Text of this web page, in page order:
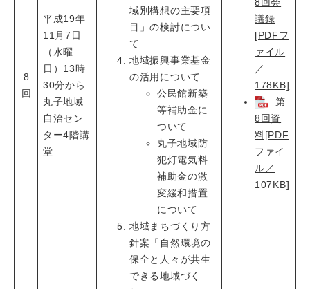
8
回
平成19年
11月7日
（水曜
日）13時
30分から
丸子地域
自治セン
ター4階講
堂
域別構想の主要項
目」の検討につい
て
地域振興事業基金
の活用について
公民館新築
等補助金に
ついて
丸子地域防
犯灯電気料
補助金の激
変緩和措置
について
地域まちづくり方
針案「自然環境の
保全と人々が共生
できる地域づく
議録
[PDFフ
ァイル
／
178KB]
第
8回資
料[PDF
ファイ
ル／
107KB]